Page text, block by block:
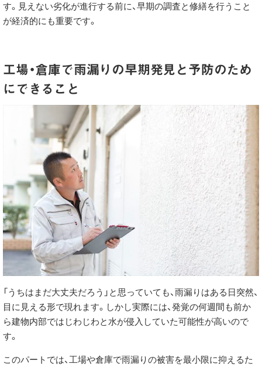
す。見えない劣化が進行する前に、早期の調査と修繕を行うこと
が経済的にも重要です。
工場・倉庫で雨漏りの早期発見と予防のため
にできること
「うちはまだ大丈夫だろう」と思っていても、雨漏りはある日突然、
目に見える形で現れます。しかし実際には、発覚の何週間も前か
ら建物内部ではじわじわと水が侵入していた可能性が高いので
す。
このパートでは、工場や倉庫で雨漏りの被害を最小限に抑えるた